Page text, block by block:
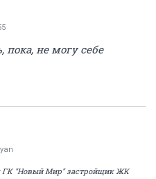
не могу себе
ГК "Новый Мир" застройщик ЖК